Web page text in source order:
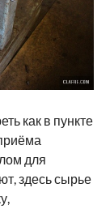
как в пункте
для
здесь сырье